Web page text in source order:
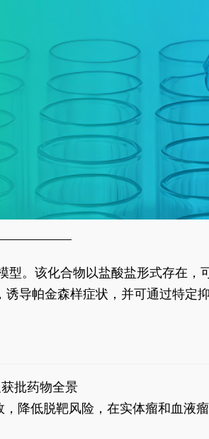
。该化合物以盐酸盐形式存在，
的核心病理与行为表型。
导帕金森样症状，并可通过特定
批药物全景
降低脱靶风险，在实体瘤和血液